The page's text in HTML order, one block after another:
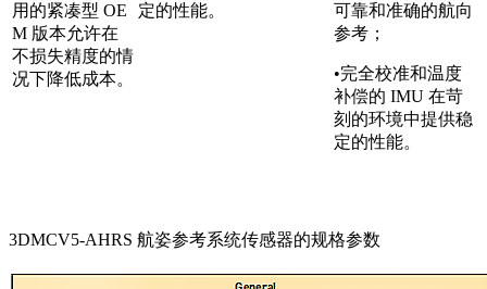
用的紧凑型 OE
M 版本允许在
不损失精度的情
况下降低成本。
定的性能。
可靠和准确的航向
参考；
•完全校准和温度
补偿的 IMU 在苛
刻的环境中提供稳
定的性能。
3DMCV5-AHRS 航姿参考系统传感器的规格参数